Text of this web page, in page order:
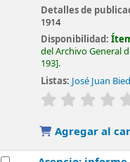
Detalles de
1914
Disponibilidad:
del Archivo General
193 .
Listas: José Juan
valoración
Agregar al